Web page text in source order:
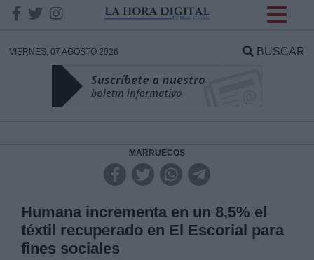
VIERNES, 07 AGOSTO 2026 BUSCAR
MARRUECOS
Humana incrementa en un 8,5% el
téxtil recuperado en El Escorial para
fines sociales
DATOS
Responsable:
Legitimación: